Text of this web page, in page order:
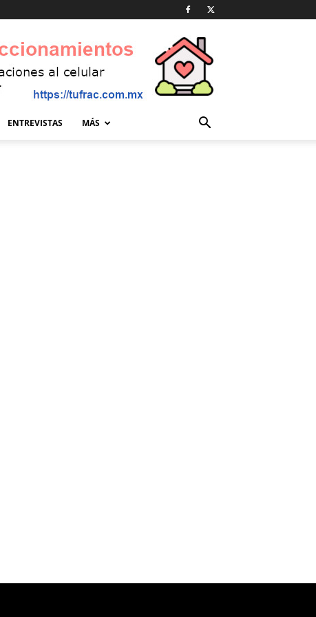
ENTREVISTAS MÁS